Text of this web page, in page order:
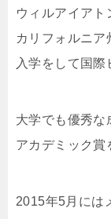
ウィルアイアト
カリフォルニア
入学をして国際
大学でも優秀な
アカデミック賞
2015年5月には